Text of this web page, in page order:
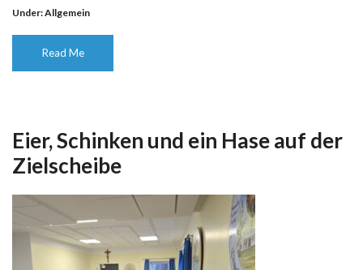
Under:Allgemein
Read Me
Eier, Schinken und ein Hase auf der
Zielscheibe